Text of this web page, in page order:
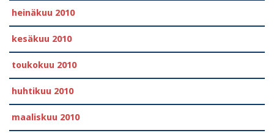
heinäkuu 2010
kesäkuu 2010
toukokuu 2010
huhtikuu 2010
maaliskuu 2010